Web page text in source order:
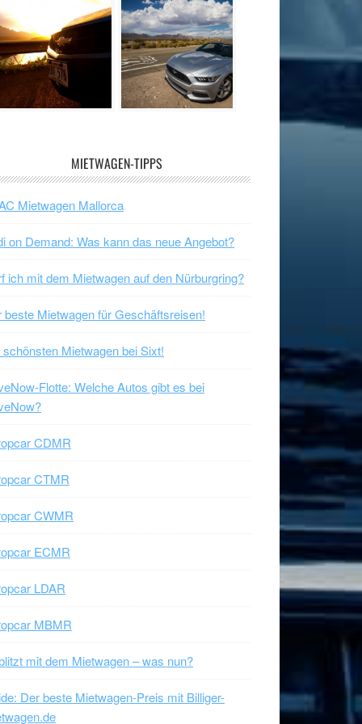
MIETWAGEN-TIPPS
Mietwagen Mallorca
on Demand: Was kann das neue Angebot?
ich mit dem Mietwagen auf den Nürburgring?
beste Mietwagen für Geschäftsreisen!
schönsten Mietwagen bei Sixt!
Flotte: Welche Autos gibt es bei
CDMR
CTMR
CWMR
ECMR
LDAR
MBMR
mit dem Mietwagen – was nun?
Der beste Mietwagen-Preis mit Billiger-